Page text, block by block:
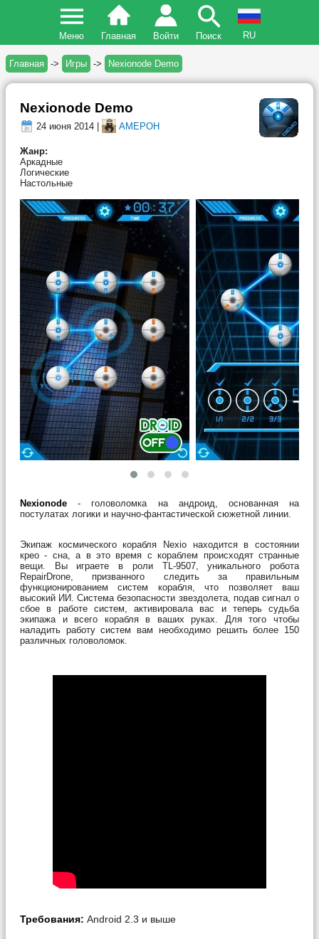
Меню Главная Войти Поиск RU
Главная -> Игры -> Nexionode Demo
Nexionode Demo
24 июня 2014 | AMEPOH
Жанр:
Аркадные
Логические
Настольные
Nexionode - головоломка на андроид, основанная на
постулатах логики и научно-фантастической сюжетной линии.
Экипаж космического корабля Nexio находится в состоянии
крео - сна, а в это время с кораблем происходят странные
вещи. Вы играете в роли TL-9507, уникального робота
RepairDrone, призванного следить за правильным
функционированием систем корабля, что позволяет ваш
высокий ИИ. Система безопасности звездолета, подав сигнал о
сбое в работе систем, активировала вас и теперь судьба
экипажа и всего корабля в ваших руках. Для того чтобы
наладить работу систем вам необходимо решить более 150
различных головоломок.
Требования: Android 2.3 и выше